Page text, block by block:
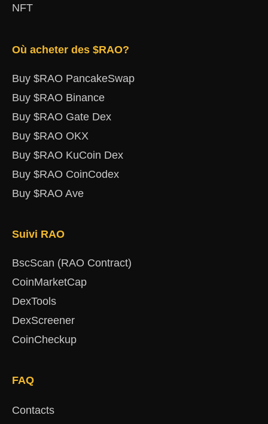
NFT
Où acheter des $RAO?
Buy $RAO PancakeSwap
Buy $RAO Binance
Buy $RAO Gate Dex
Buy $RAO OKX
Buy $RAO KuCoin Dex
Buy $RAO CoinCodex
Buy $RAO Ave
Suivi RAO
BscScan (RAO Contract)
CoinMarketCap
DexTools
DexScreener
CoinCheckup
FAQ
Contacts